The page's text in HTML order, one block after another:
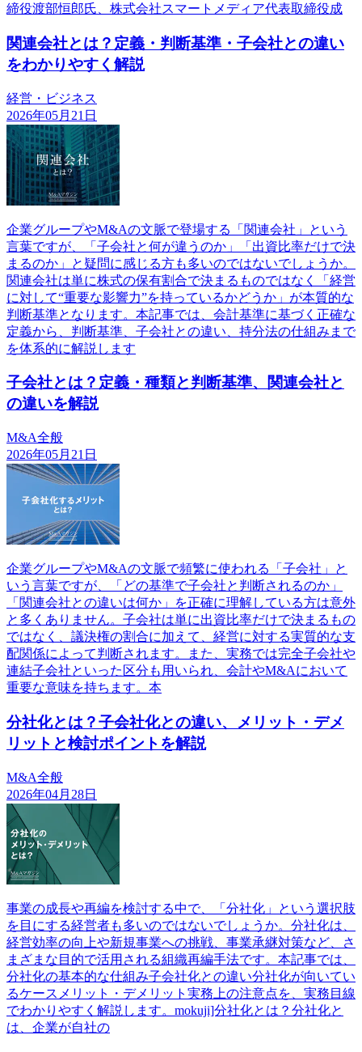
締役渡部恒郎氏、株式会社スマートメディア代表取締役成
関連会社とは？定義・判断基準・子会社との違い
をわかりやすく解説
経営・ビジネス
2026年05月21日
企業グループやM&Aの文脈で登場する「関連会社」という
言葉ですが、「子会社と何が違うのか」「出資比率だけで決
まるのか」と疑問に感じる方も多いのではないでしょうか。
関連会社は単に株式の保有割合で決まるものではなく「経営
に対して“重要な影響力”を持っているかどうか」が本質的な
判断基準となります。本記事では、会計基準に基づく正確な
定義から、判断基準、子会社との違い、持分法の仕組みまで
を体系的に解説します
子会社とは？定義・種類と判断基準、関連会社と
の違いを解説
M&A全般
2026年05月21日
企業グループやM&Aの文脈で頻繁に使われる「子会社」と
いう言葉ですが、「どの基準で子会社と判断されるのか」
「関連会社との違いは何か」を正確に理解している方は意外
と多くありません。子会社は単に出資比率だけで決まるもの
ではなく、議決権の割合に加えて、経営に対する実質的な支
配関係によって判断されます。また、実務では完全子会社や
連結子会社といった区分も用いられ、会計やM&Aにおいて
重要な意味を持ちます。本
分社化とは？子会社化との違い、メリット・デメ
リットと検討ポイントを解説
M&A全般
2026年04月28日
事業の成長や再編を検討する中で、「分社化」という選択肢
を目にする経営者も多いのではないでしょうか。分社化は、
経営効率の向上や新規事業への挑戦、事業承継対策など、さ
まざまな目的で活用される組織再編手法です。本記事では、
分社化の基本的な仕組み子会社化との違い分社化が向いてい
るケースメリット・デメリット実務上の注意点を、実務目線
でわかりやすく解説します。mokuji]分社化とは？分社化と
は、企業が自社の